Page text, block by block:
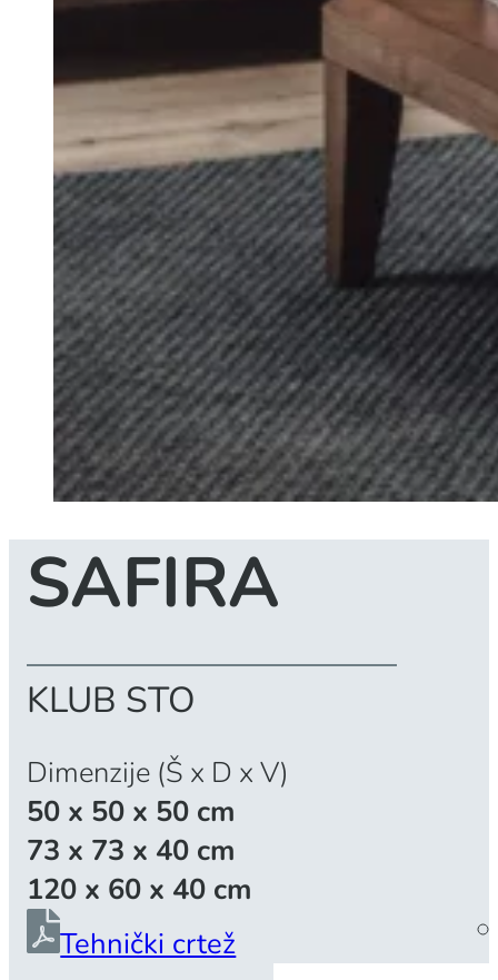
SAFIRA
KLUB STO
Dimenzije (Š x D x V)
50 x 50 x 50 cm
73 x 73 x 40 cm
120 x 60 x 40 cm
Tehnički crtež